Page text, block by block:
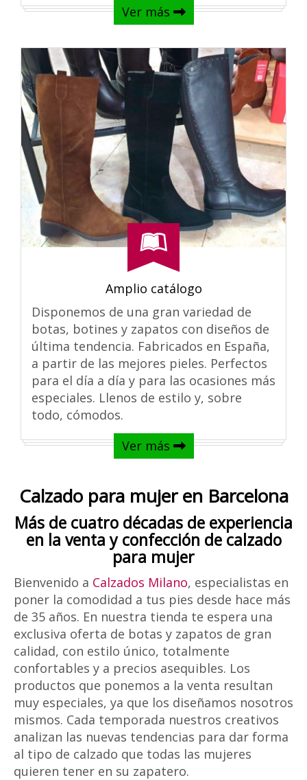
Ver más
Amplio catálogo
Disponemos de una gran variedad de
botas, botines y zapatos con diseños de
última tendencia. Fabricados en España,
a partir de las mejores pieles. Perfectos
para el día a día y para las ocasiones más
especiales. Llenos de estilo y, sobre
todo, cómodos.
Ver más
Calzado para mujer en Barcelona
Más de cuatro décadas de experiencia
en la venta y confección de calzado
para mujer
Bienvenido a Calzados Milano, especialistas en
poner la comodidad a tus pies desde hace más
de 35 años. En nuestra tienda te espera una
exclusiva oferta de botas y zapatos de gran
calidad, con estilo único, totalmente
confortables y a precios asequibles. Los
productos que ponemos a la venta resultan
muy especiales, ya que los diseñamos nosotros
mismos. Cada temporada nuestros creativos
analizan las nuevas tendencias para dar forma
al tipo de calzado que todas las mujeres
quieren tener en su zapatero.